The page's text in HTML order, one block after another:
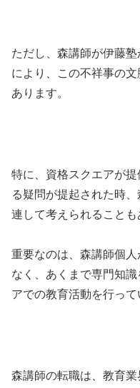
ただし、森講師が伊藤
により、この不祥事の
あります。
特に、資格スクエアが
る疑問が提起された時
連して考えられることも
重要なのは、森講師個
なく、あくまで専門知
アでの教育活動を行って
森講師の転職は、教育